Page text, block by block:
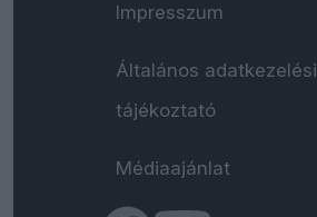
Impresszum
Általános adatkezelési
tájékoztató
Médiaajánlat